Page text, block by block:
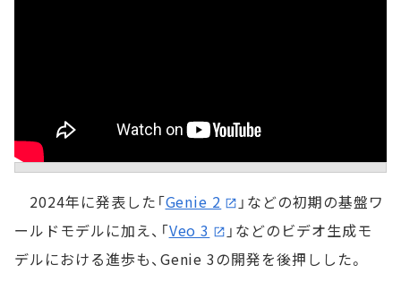
2024年に発表した「Genie 2
」などの初期の基盤ワ
ールドモデルに加え、「Veo 3
」などのビデオ生成モ
デルにおける進歩も、Genie 3の開発を後押しした。